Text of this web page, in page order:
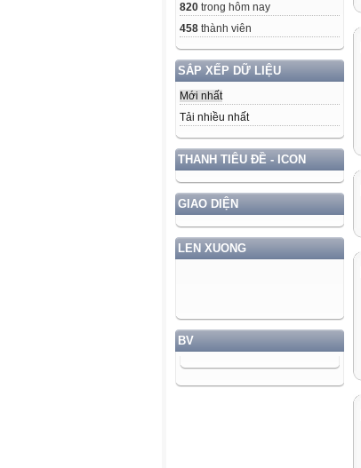
820 trong hôm nay
458 thành viên
SẮP XẾP DỮ LIỆU
Mới nhất
Tải nhiều nhất
THANH TIÊU ĐỀ - ICON
GIAO DIỆN
LEN XUONG
BV